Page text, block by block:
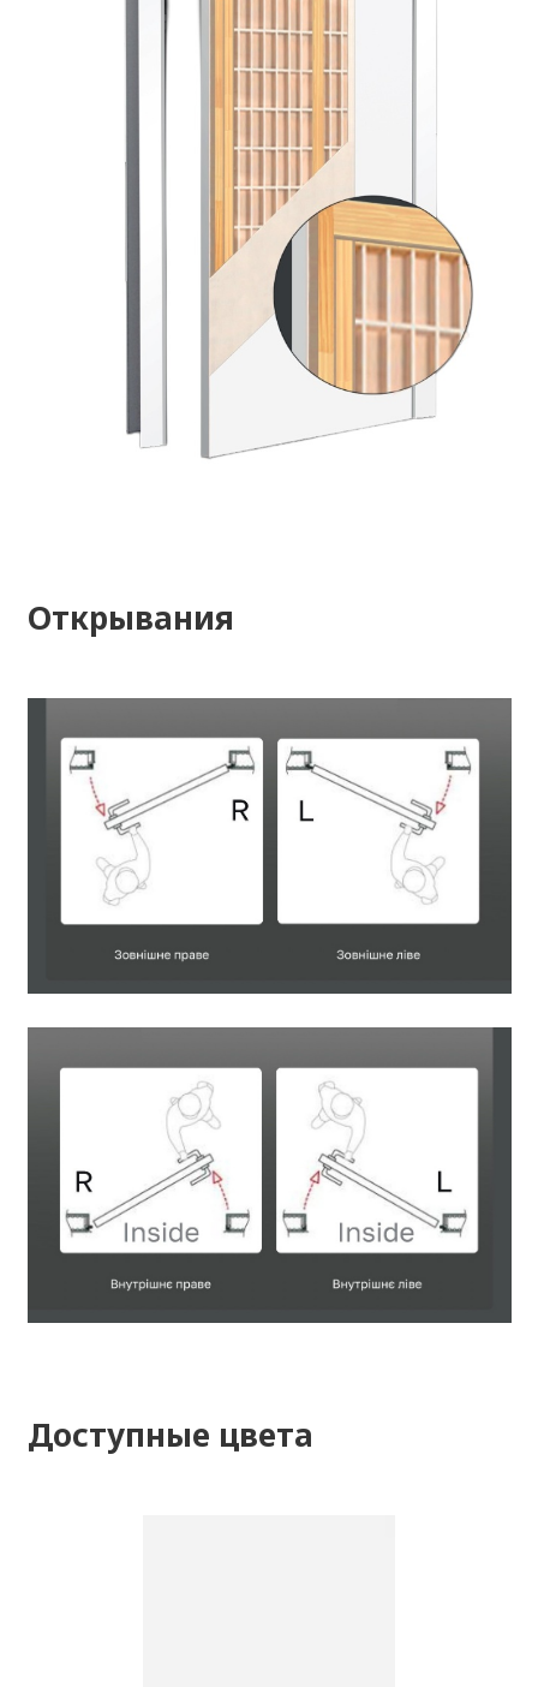
Открывания
Доступные цвета